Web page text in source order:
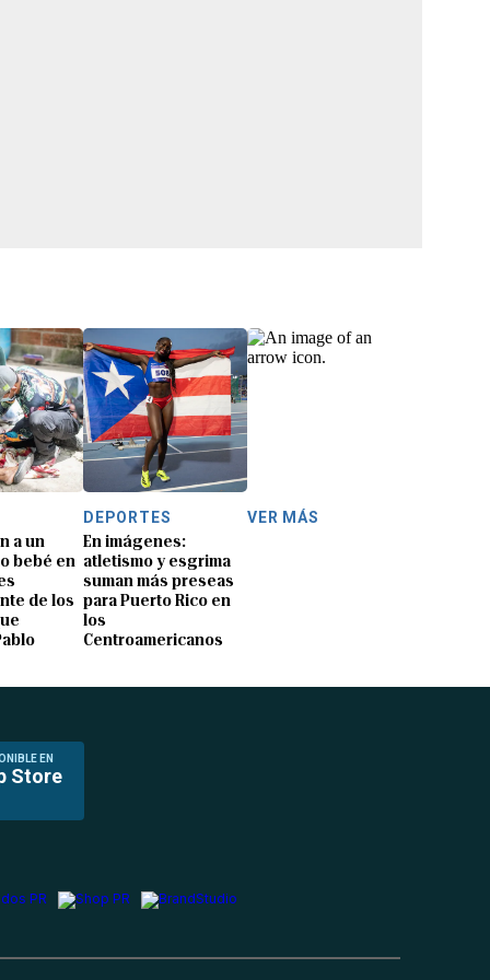
a un
bebé en
de los
DEPORTES
En imágenes:
atletismo y esgrima
suman más preseas
para Puerto Rico en
los
Centroamericanos
VER MÁS
EN
Store